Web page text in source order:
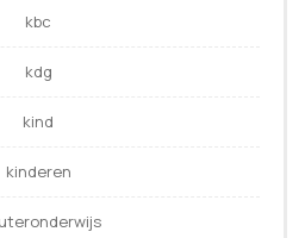
kbc
kdg
kind
kinderen